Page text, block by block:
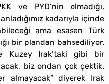
ve PYD’nin olmadığı,
kadarıyla içinde
ama esasen Türk
bir plandan bahsediliyor.
Kuzey Irak’taki gibi bir
biz ondan çok çektik.
almayacak” diyerek Irak